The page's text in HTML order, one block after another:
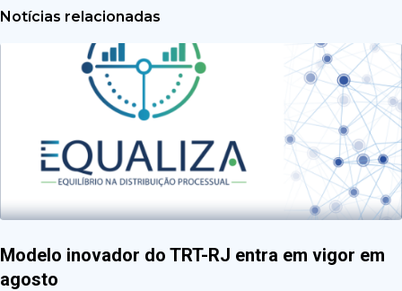
Notícias relacionadas
Modelo inovador do TRT-RJ entra em vigor em
agosto